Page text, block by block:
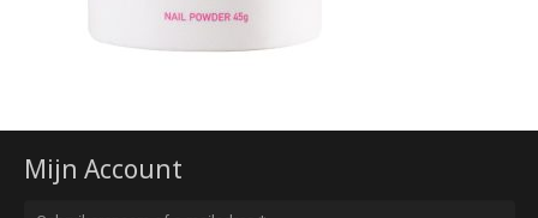
Mijn Account